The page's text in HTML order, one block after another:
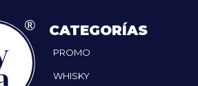
CATEGORÍAS
PROMO
WHISKY